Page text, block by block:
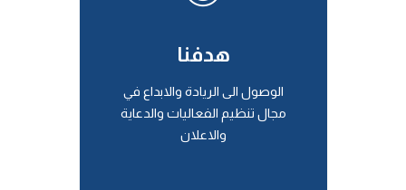
هدفنا
الوصول الى الريادة والابداع في
مجال تنظيم الفعاليات والدعاية
والاعلان